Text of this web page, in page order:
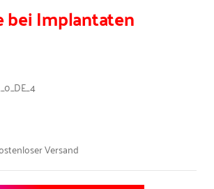
bei Implantaten
Versand